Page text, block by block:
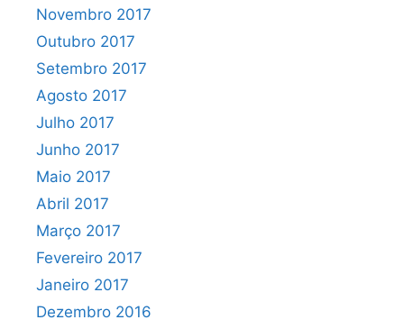
Novembro 2017
Outubro 2017
Setembro 2017
Agosto 2017
Julho 2017
Junho 2017
Maio 2017
Abril 2017
Março 2017
Fevereiro 2017
Janeiro 2017
Dezembro 2016